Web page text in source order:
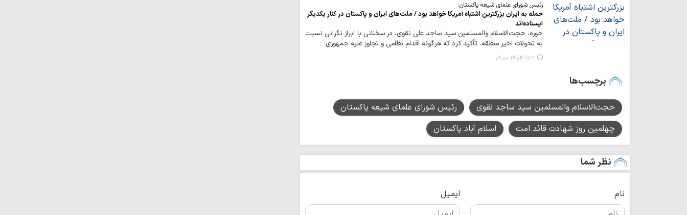
رئیس شورای علمای شیعه پاکستان:
حمله به ایران بزرگترین اشتباه آمریکا خواهد بود / ملت‌های ایران و پاکستان در کنار یکدیگر
ایستاده‌اند
حوزه، حجت‌الاسلام والمسلمین سید ساجد علی نقوی، در سخنانی با ابراز نگرانی نسبت
به تحولات اخیر منطقه، تأکید کرد که هرگونه اقدام نظامی و تجاوز علیه جمهوری…
۱۴۰۴-۱۱-۱۱ ۰۹:۰۰
برچسب‌ها
حجت‌الاسلام والمسلمین سید ساجد نقوی
رئیس شورای علمای شیعه پاکستان
چهلمین روز شهادت قائد امت
اسلام آباد پاکستان
نظر شما
نام ایمیل